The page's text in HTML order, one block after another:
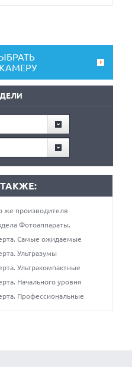
же производителя
Фотоаппараты.
Самые ожидаемые
Ультразумы
Ультракомпактные
Начального уровня
Профессиональные